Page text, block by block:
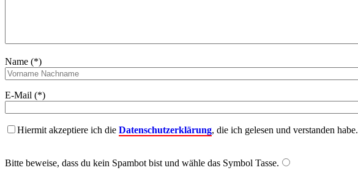
Name (*)
E-Mail (*)
Hiermit akzeptiere ich die Datenschutzerklärung, die ich gelesen und verstanden habe.
Bitte beweise, dass du kein Spambot bist und wähle das Symbol Tasse.